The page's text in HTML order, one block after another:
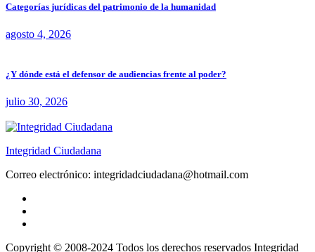
Categorías jurídicas del patrimonio de la humanidad
agosto 4, 2026
¿Y dónde está el defensor de audiencias frente al poder?
julio 30, 2026
Integridad Ciudadana
Correo electrónico: integridadciudadana@hotmail.com
Copyright © 2008-2024 Todos los derechos reservados Integridad